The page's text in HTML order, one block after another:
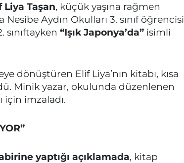
Liya Taşan, küçük yaşına rağmen
Aydın Okulları 3. sınıf öğrencisi
“Işık Japonya’da” isimli
dönüştüren Elif Liya’nın kitabı, kısa
Minik yazar, okulunda düzenlenen
için imzaladı.
yaptığı açıklamada, kitap